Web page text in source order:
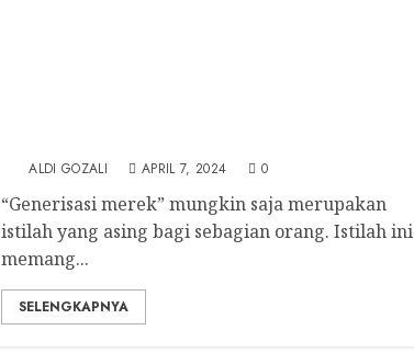
ALDI GOZALI APRIL 7, 2024 0
“Generisasi merek” mungkin saja merupakan
istilah yang asing bagi sebagian orang. Istilah ini
memang...
SELENGKAPNYA